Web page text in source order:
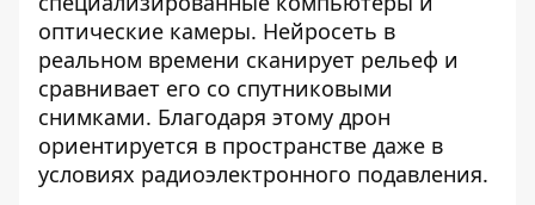
оптические камеры. Нейросеть в
реальном времени сканирует рельеф и
сравнивает его со спутниковыми
снимками. Благодаря этому дрон
ориентируется в пространстве даже в
условиях радиоэлектронного подавления.